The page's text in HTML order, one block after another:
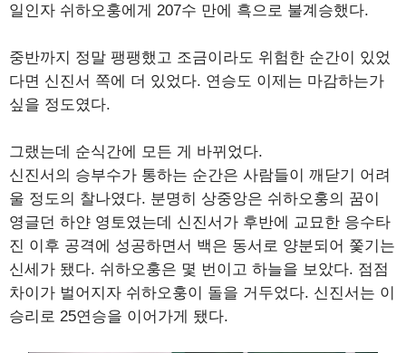
일인자 쉬하오훙에게 207수 만에 흑으로 불계승했다.
중반까지 정말 팽팽했고 조금이라도 위험한 순간이 있었
다면 신진서 쪽에 더 있었다. 연승도 이제는 마감하는가
싶을 정도였다.
그랬는데 순식간에 모든 게 바뀌었다.
신진서의 승부수가 통하는 순간은 사람들이 깨닫기 어려
울 정도의 찰나였다. 분명히 상중앙은 쉬하오훙의 꿈이
영글던 하얀 영토였는데 신진서가 후반에 교묘한 응수타
진 이후 공격에 성공하면서 백은 동서로 양분되어 쫓기는
신세가 됐다. 쉬하오훙은 몇 번이고 하늘을 보았다. 점점
차이가 벌어지자 쉬하오훙이 돌을 거두었다. 신진서는 이
승리로 25연승을 이어가게 됐다.